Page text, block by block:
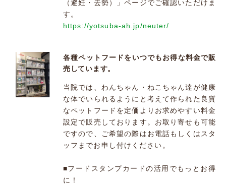
（避妊・去勢）」ページでご確認いただけま
す。
https://yotsuba-ah.jp/neuter/
各種ペットフードをいつでもお得な料金で販
売しています。
当院では、わんちゃん・ねこちゃん達が健康
な体でいられるようにと考えて作られた良質
なペットフードを定価よりお求めやすい料金
設定で販売しております。お取り寄せも可能
ですので、ご希望の際はお電話もしくはスタ
ッフまでお申し付けください。
■フードスタンプカードの活用でもっとお得
に！